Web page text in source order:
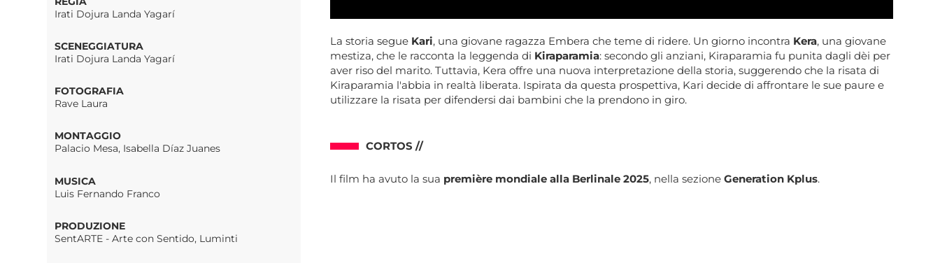
Irati Dojura Landa Yagarí
SCENEGGIATURA
Irati Dojura Landa Yagarí​
FOTOGRAFIA
Rave Laura
MONTAGGIO
Palacio Mesa, Isabella Díaz Juanes
MUSICA
Luis Fernando Franco
PRODUZIONE
SentARTE - Arte con Sentido, Luminti
La storia segue Kari, una giovane ragazza Embera che teme di ridere. Un giorno incontra Kera, una giovane
mestiza, che le racconta la leggenda di Kiraparamia: secondo gli anziani, Kiraparamia fu punita dagli dèi per
aver riso del marito. Tuttavia, Kera offre una nuova interpretazione della storia, suggerendo che la risata di
Kiraparamia l'abbia in realtà liberata. Ispirata da questa prospettiva, Kari decide di affrontare le sue paure e
utilizzare la risata per difendersi dai bambini che la prendono in giro.
CORTOS //
Il film ha avuto la sua première mondiale alla Berlinale 2025, nella sezioneGeneration Kplus.